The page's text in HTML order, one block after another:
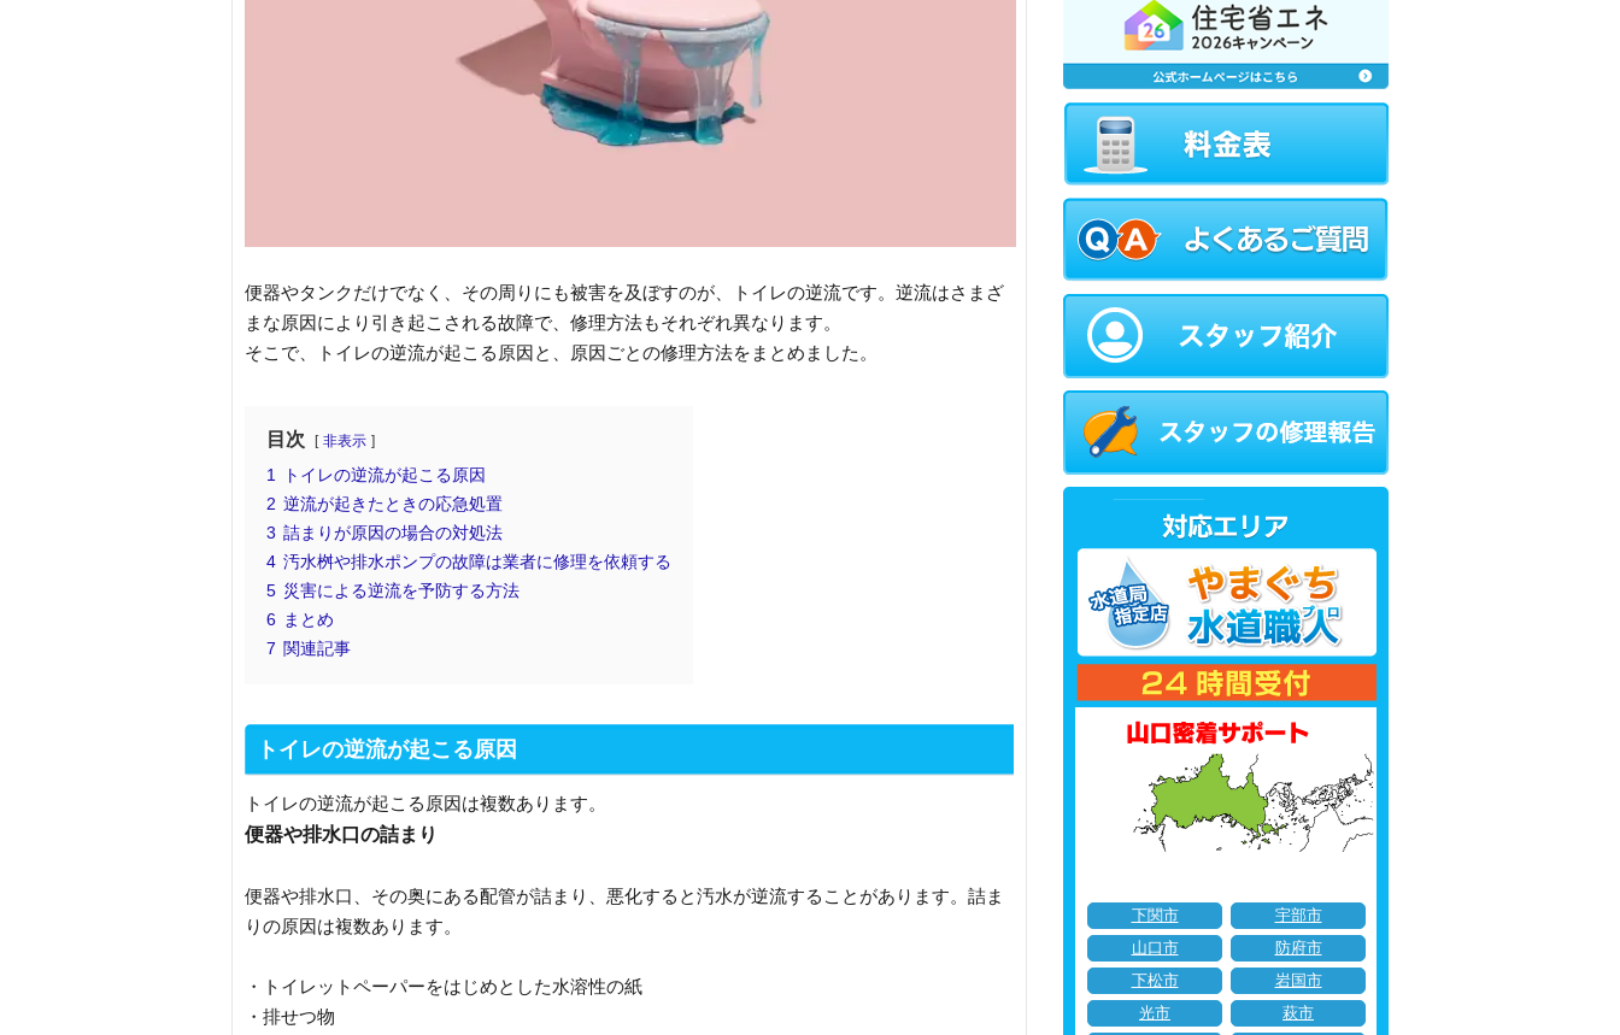
便器やタンクだけでなく、その周りにも被害を及ぼすのが、トイレの逆流です。逆流はさまざ
まな原因により引き起こされる故障で、修理方法もそれぞれ異なります。
そこで、トイレの逆流が起こる原因と、原因ごとの修理方法をまとめました。
目次 非表示
1
トイレの逆流が起こる原因
2 逆流が起きたときの応急処置
3 詰まりが原因の場合の対処法
4 汚水桝や排水ポンプの故障は業者に修理を依頼する
5 災害による逆流を予防する方法
6 まとめ
7 関連記事
トイレの逆流が起こる原因
トイレの逆流が起こる原因は複数あります。
便器や排水口の詰まり
便器や排水口、その奥にある配管が詰まり、悪化すると汚水が逆流することがあります。詰ま
りの原因は複数あります。
・トイレットペーパーをはじめとした水溶性の紙
・排せつ物
下関市
宇部市
山口市
防府市
下松市
岩国市
光市
萩市